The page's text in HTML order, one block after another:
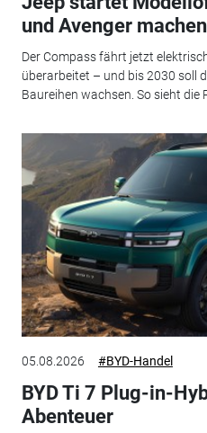
und Avenger
Der Compass fährt jetzt
überarbeitet – und bis 2030 soll
Baureihen wachsen. So sieht die
05.08.2026 #BYD-Handel
BYD Ti 7 Plug-in-
Abenteuer